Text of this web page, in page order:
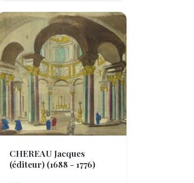
CHEREAU Jacques
(éditeur) (1688 - 1776)